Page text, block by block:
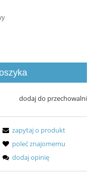
dodaj do przechowalni
zapytaj o produkt
poleć znajomemu
dodaj opinię